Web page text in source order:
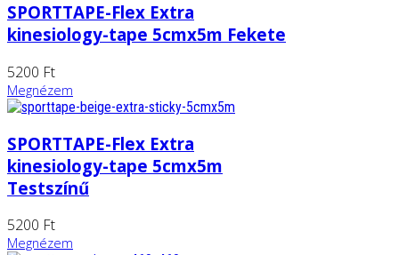
SPORTTAPE-Flex Extra
kinesiology-tape 5cmx5m Fekete
5200 Ft
Megnézem
SPORTTAPE-Flex Extra
kinesiology-tape 5cmx5m
Testszínű
5200 Ft
Megnézem